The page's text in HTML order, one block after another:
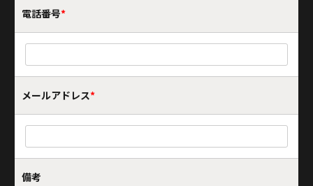
電話番号*
メールアドレス*
備考